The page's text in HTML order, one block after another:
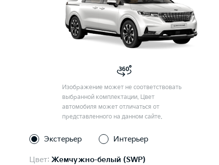
Изображение может не соответствовать
выбранной комплектации. Цвет
автомобиля может отличаться от
представленного на данном сайте.
Экстерьер Интерьер
Цвет: Жемчужно-белый (SWP)